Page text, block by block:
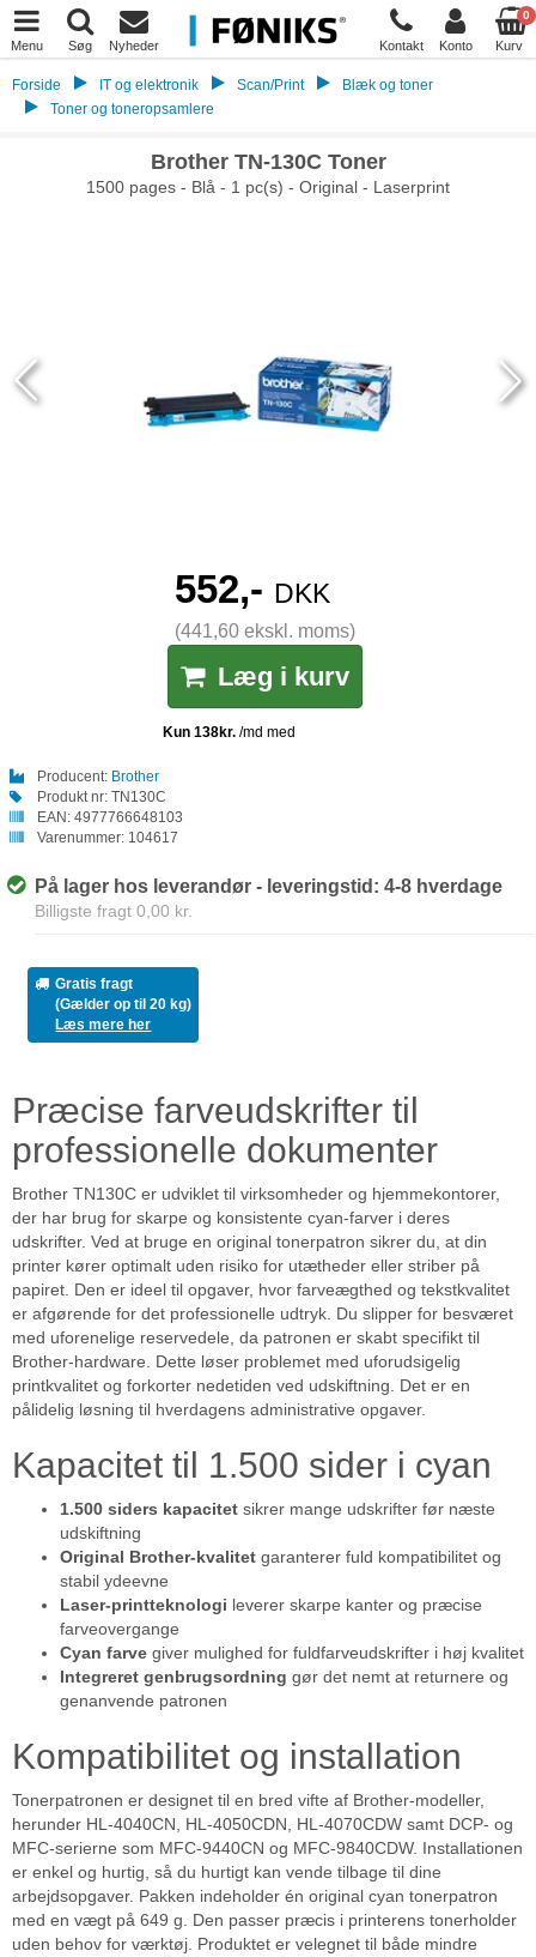
Menu Søg Nyheder Kontakt Konto
0
Kurv
Forside IT og elektronik Scan/Print
Blæk og toner
Toner og toneropsamlere
Brother TN-130C Toner
1500 pages - Blå - 1 pc(s) - Original - Laserprint
552,- DKK
(441,60 ekskl. moms)
Læg i kurv
Producent: Brother
Produkt nr: TN130C
EAN: 4977766648103
Varenummer: 104617
På lager hos leverandør - leveringstid: 4-8 hverdage
Billigste fragt 0,00 kr.
Gratis fragt
(Gælder op til 20 kg)
Læs mere her
Præcise farveudskrifter til
professionelle dokumenter
Brother TN130C er udviklet til virksomheder og hjemmekontorer,
der har brug for skarpe og konsistente cyan-farver i deres
udskrifter. Ved at bruge en original tonerpatron sikrer du, at din
printer kører optimalt uden risiko for utætheder eller striber på
papiret. Den er ideel til opgaver, hvor farveægthed og tekstkvalitet
er afgørende for det professionelle udtryk. Du slipper for besværet
med uforenelige reservedele, da patronen er skabt specifikt til
Brother-hardware. Dette løser problemet med uforudsigelig
printkvalitet og forkorter nedetiden ved udskiftning. Det er en
pålidelig løsning til hverdagens administrative opgaver.
Kapacitet til 1.500 sider i cyan
1.500 siders kapacitet sikrer mange udskrifter før næste
udskiftning
Original Brother-kvalitet garanterer fuld kompatibilitet og
stabil ydeevne
Laser-printteknologi leverer skarpe kanter og præcise
farveovergange
Cyan farve giver mulighed for fuldfarveudskrifter i høj kvalitet
Integreret genbrugsordning gør det nemt at returnere og
genanvende patronen
Kompatibilitet og installation
Tonerpatronen er designet til en bred vifte af Brother-modeller,
herunder HL-4040CN, HL-4050CDN, HL-4070CDW samt DCP- og
MFC-serierne som MFC-9440CN og MFC-9840CDW. Installationen
er enkel og hurtig, så du hurtigt kan vende tilbage til dine
arbejdsopgaver. Pakken indeholder én original cyan tonerpatron
med en vægt på 649 g. Den passer præcis i printerens tonerholder
uden behov for værktøj. Produktet er velegnet til både mindre